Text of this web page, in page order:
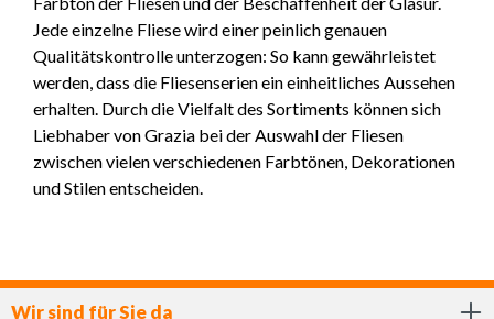
Jede einzelne Fliese wird einer peinlich genauen
Qualitätskontrolle unterzogen: So kann gewährleistet
werden, dass die Fliesenserien ein einheitliches Aussehen
erhalten. Durch die Vielfalt des Sortiments können sich
Liebhaber von Grazia bei der Auswahl der Fliesen
zwischen vielen verschiedenen Farbtönen, Dekorationen
und Stilen entscheiden.
Wir sind für Sie da